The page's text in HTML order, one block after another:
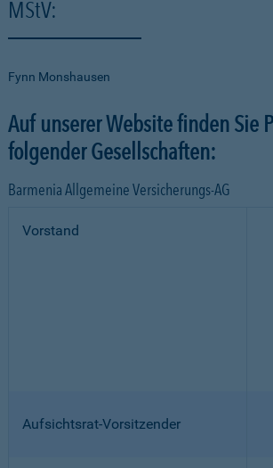
MStV:
Fynn Monshausen
Auf unserer Website finden Sie
folgender Gesellschaften:
Barmenia Allgemeine Versicherungs-AG
Vorstand
Aufsichtsrat-Vorsitzender